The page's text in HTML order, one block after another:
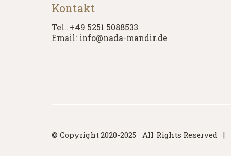
Kontakt
Tel.: +49 5251 5088533
Email: info@nada-mandir.de
© Copyright 2020-2025 All Rights Reserved |